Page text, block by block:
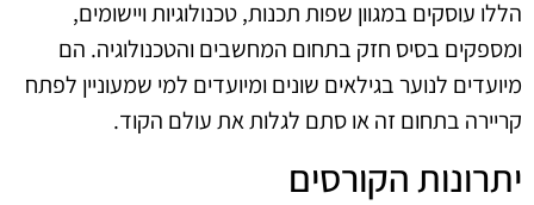
הללו עוסקים במגוון שפות תכנות, טכנולוגיות ויישומים,
ומספקים בסיס חזק בתחום המחשבים והטכנולוגיה. הם
מיועדים לנוער בגילאים שונים ומיועדים למי שמעוניין לפתח
קריירה בתחום זה או סתם לגלות את עולם הקוד.
יתרונות הקורסים